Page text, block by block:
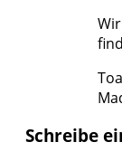
Schreibe